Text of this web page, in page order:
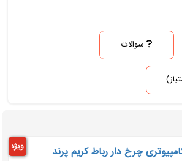
سوالات
چرخ دار رباط کریم پرند ویژه